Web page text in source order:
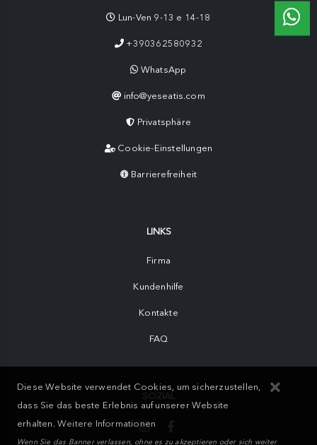
Lun-Ven 9-13 e 14-18
+390362580932
WhatsApp
info@yeseatis.com
Privatsphäre
Cookie-Einstellungen
Barrierefreiheit
LINKS
Firma
Kundenhilfe
Kontakte
FAQ
Diese Website verwendet Cookies, um sicherzustellen,
dass Sie das beste Erlebnis auf unserer Website
erhalten.Weitere Informationen
Wenn Sie das Banner verlassen, ohne es zu akzeptieren oder sich weiter